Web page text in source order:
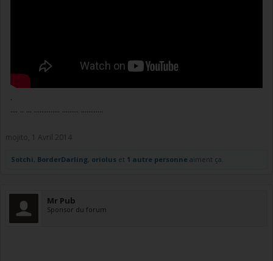
.
.... .. ... .............. ......... ............
mojito , 1 Avril 2014
Sotchi, BorderDarling, oriolus et 1 autre personne aiment ça.
Mr Pub
Sponsor du forum